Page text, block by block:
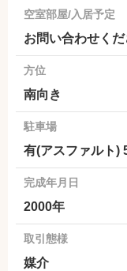
空室部屋/入居予定
お問い合わせく
方位
南向き
駐車場
有(アスファルト)
完成年月日
2000年
取引態様
媒介